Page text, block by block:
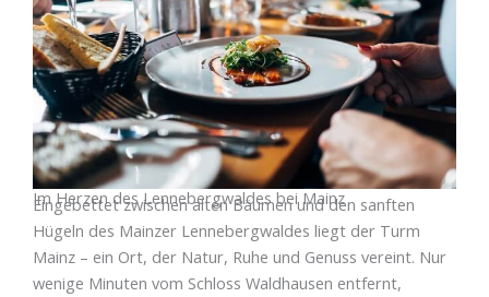
Im Herzen des Lennebergwaldes bei Mainz
Eingebettet zwischen alten Bäumen und den sanften
Hügeln des Mainzer Lennebergwaldes liegt der Turm
Mainz – ein Ort, der Natur, Ruhe und Genuss vereint. Nur
wenige Minuten vom Schloss Waldhausen entfernt,